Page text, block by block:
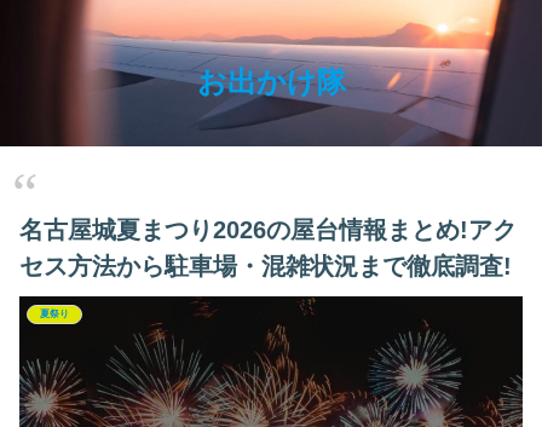
お出かけ隊
名古屋城夏まつり2026の屋台情報まとめ!アク
セス方法から駐車場・混雑状況まで徹底調査!
夏祭り